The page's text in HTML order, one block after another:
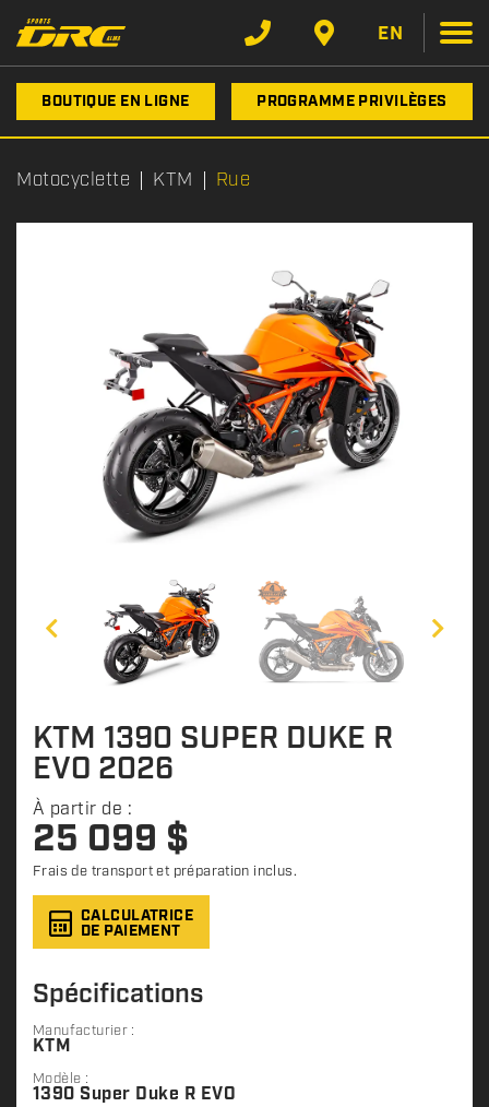
EN
BOUTIQUE EN LIGNE PROGRAMME PRIVILÈGES
Motocyclette KTM Rue
KTM 1390 SUPER DUKE R
EVO 2026
À partir de :
25 099 $
Frais de transport et préparation inclus.
CALCULATRICE
DE PAIEMENT
Spécifications
Manufacturier :
KTM
Modèle :
1390 Super Duke R EVO